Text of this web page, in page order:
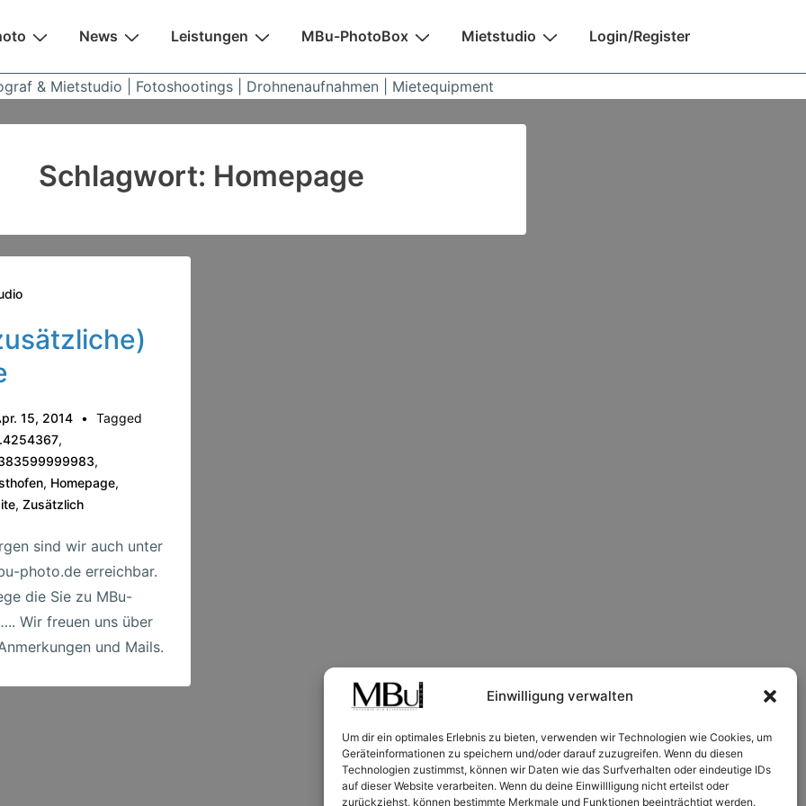
Einwilligung verwalten
Um dir ein optimales Erlebnis zu bieten, verwenden wir Technologien wie Cookies, um
Geräteinformationen zu speichern und/oder darauf zuzugreifen. Wenn du diesen
Technologien zustimmst, können wir Daten wie das Surfverhalten oder eindeutige IDs
auf dieser Website verarbeiten. Wenn du deine Einwillligung nicht erteilst oder
zurückziehst, können bestimmte Merkmale und Funktionen beeinträchtigt werden.
News Leistungen MBu-PhotoBox Mietstudio Login/Register
& Mietstudio | Fotoshootings | Drohnenaufnahmen | Mietequipment
Schlagwort: Homepage
15, 2014
Tagged
,
,
, Homepage,
, Zusätzlich
sind wir auch unter
photo.de erreichbar.
die Sie zu MBu-
Wir freuen uns über
und Mails.